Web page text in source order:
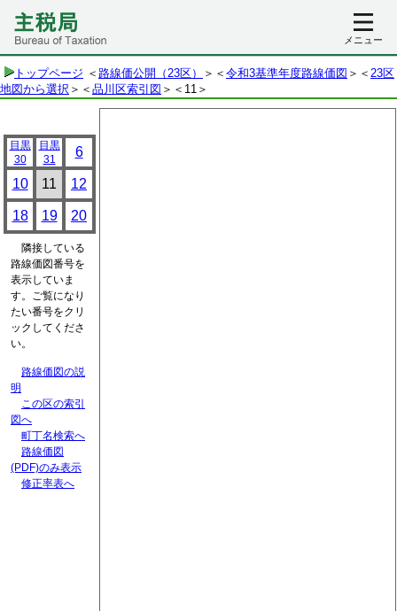
メニュー
トップページ ＜ 路線価公開（23区） ＞＜ 令和3基準年度路線価図 ＞＜ 23区
地図から選択 ＞＜ 品川区索引図 ＞ ＜11＞
目黒
30
目黒
31
6
10 11 12
18 19 20
隣接している
路線価図番号を
表示していま
す。ご覧になり
たい番号をクリ
ックしてくださ
い。
路線価図の説
明
この区の索引
図へ
町丁名検索へ
路線価図
(PDF)のみ表示
修正率表へ